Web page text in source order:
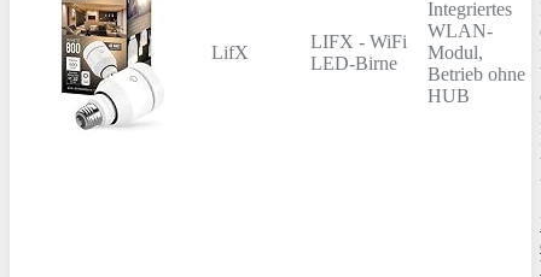
LifX
LIFX - WiFi
LED-Birne
Integriertes
WLAN-
Modul,
Betrieb ohne
HUB